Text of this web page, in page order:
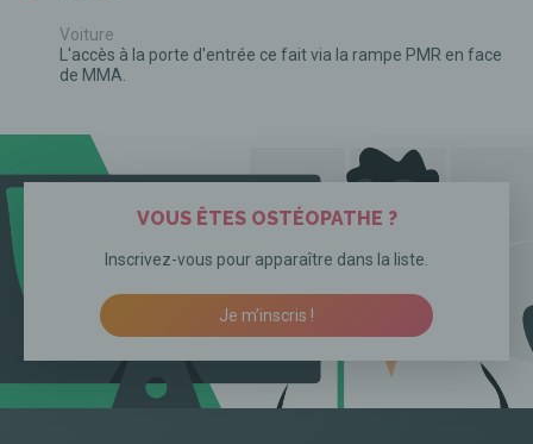
Voiture
L'accès à la porte d'entrée ce fait via la rampe PMR en face
de MMA.
VOUS ÊTES OSTÉOPATHE ?
Inscrivez-vous pour apparaître dans la liste.
Je m’inscris !